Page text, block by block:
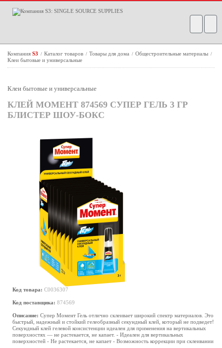
Компания S3 / Каталог товаров / Товары для дома / Общестроительные материалы /
Клеи бытовые и универсальные
Клеи бытовые и универсальные
КЛЕЙ МОМЕНТ 874569 СУПЕР ГЕЛЬ 3 ГР
БЛИСТЕР ШОУ-БОКС
Код товара: C0036307
Код поставщика: 874569
Описание: Супер Момент Гель отлично склеивает широкий спектр материалов. Это
быстрый, надежный и стойкий гелеобразный секундный клей, который не подведет!
Секундный клей гелевой консистенции идеален для применения на вертикальных
поверхностях — не растекается, не капает. - Идеален для вертикальных
поверхностей - Не растекается, не капает - Возможность коррекции при склеивании